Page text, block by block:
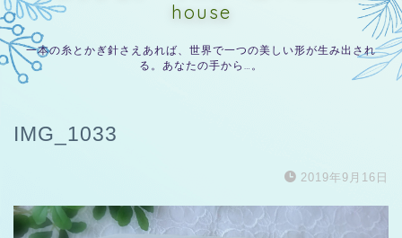
house
一本の糸とかぎ針さえあれば、世界で一つの美しい形が生み出され
る。あなたの手から…。
IMG_1033
2019年9月16日